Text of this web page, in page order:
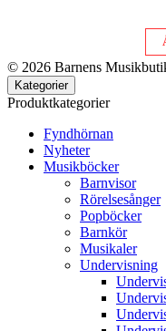
© 2026 Barnens
Kategorier
Produktkategorier
Fyndhörnan
Nyheter
Musikböcker
Barnvisor
Rörelsesånger
Popböcker
Barnkör
Musikaler
Undervisning